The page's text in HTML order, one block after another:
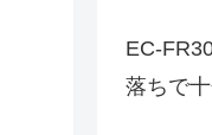
EC-
落ちで